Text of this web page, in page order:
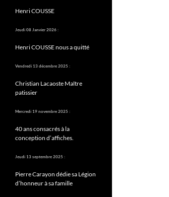
Henri COUSSE
Jeudi 08 Janvier 2026 :
Henri COUSSE nous a quitté
Vendredi 13 décembre 2025 :
Christian Lacaoste Maître
patissier
Mercredi 19 novembre 2025 :
40 ans consacrés à la
conception d’affiches.
Jeudi 13 septembre 2025 :
Pierre Carayon dédie sa Légion
d’honneur à sa famille